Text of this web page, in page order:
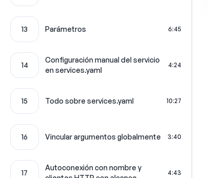
13 Parámetros 6:45
14
Configuración manual del servicio
en services.yaml
4:24
15 Todo sobre services.yaml 10:27
16 Vincular argumentos globalmente 3:40
17
Autoconexión con nombre y
4:43